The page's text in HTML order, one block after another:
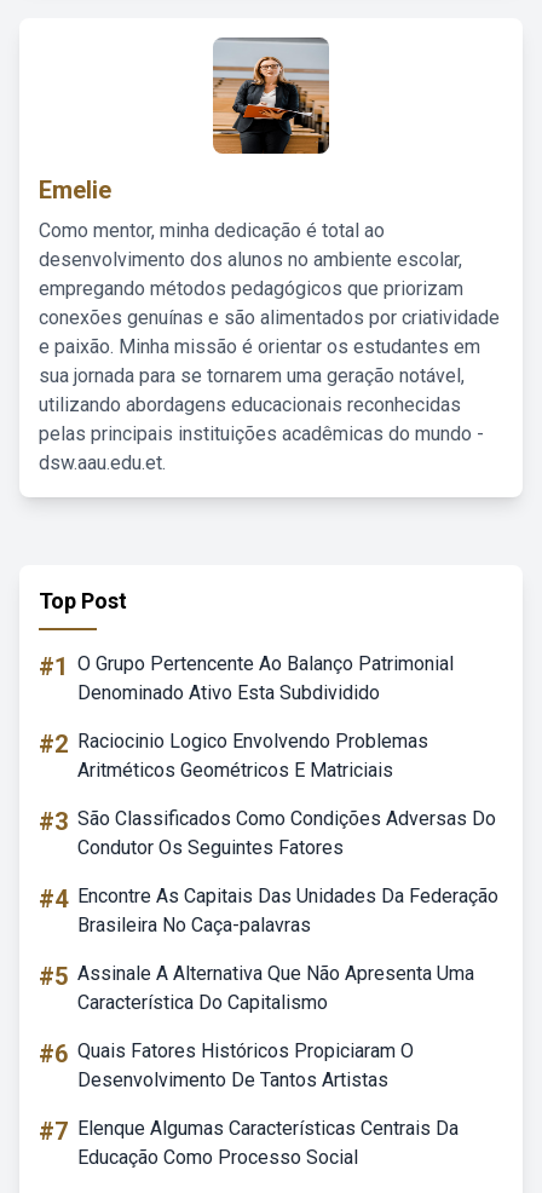
Emelie
Como mentor, minha dedicação é total ao
desenvolvimento dos alunos no ambiente escolar,
empregando métodos pedagógicos que priorizam
conexões genuínas e são alimentados por criatividade
e paixão. Minha missão é orientar os estudantes em
sua jornada para se tornarem uma geração notável,
utilizando abordagens educacionais reconhecidas
pelas principais instituições acadêmicas do mundo -
dsw.aau.edu.et.
Top Post
#1 O Grupo Pertencente Ao Balanço Patrimonial
Denominado Ativo Esta Subdividido
#2 Raciocinio Logico Envolvendo Problemas
Aritméticos Geométricos E Matriciais
#3 São Classificados Como Condições Adversas Do
Condutor Os Seguintes Fatores
#4 Encontre As Capitais Das Unidades Da Federação
Brasileira No Caça-palavras
#5 Assinale A Alternativa Que Não Apresenta Uma
Característica Do Capitalismo
#6 Quais Fatores Históricos Propiciaram O
Desenvolvimento De Tantos Artistas
#7 Elenque Algumas Características Centrais Da
Educação Como Processo Social